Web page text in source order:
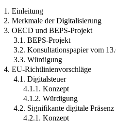
1. Einleitung
2. Merkmale der Digitalisierung
3. OECD und BEPS-Projekt
3.1. BEPS-Projekt
3.2. Konsultationspapier vom
3.3. Würdigung
4. EU-Richtlinienvorschläge
4.1. Digitalsteuer
4.1.1. Konzept
4.1.2. Würdigung
4.2. Signifikante digitale Präsenz
4.2.1. Konzept